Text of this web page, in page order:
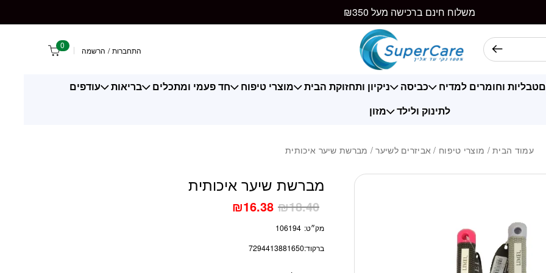
משלוח חינם ברכישה מעל ₪350
התחברות / הרשמה 0
טבליות וחומרים למדיח כביסה ניקיון ותחזוקת הבית מוצרי טיפוח חד פעמי ומתכלים בריאות
עודפים
לתינוק ולילד
מזון
עמוד הבית/ מוצרי טיפוח / אביזרים לשיער/ מברשת שיער איכותית
מברשת שיער איכותית
₪18.40
₪16.38
מק״ט: 106194
ברקוד:7294413881650